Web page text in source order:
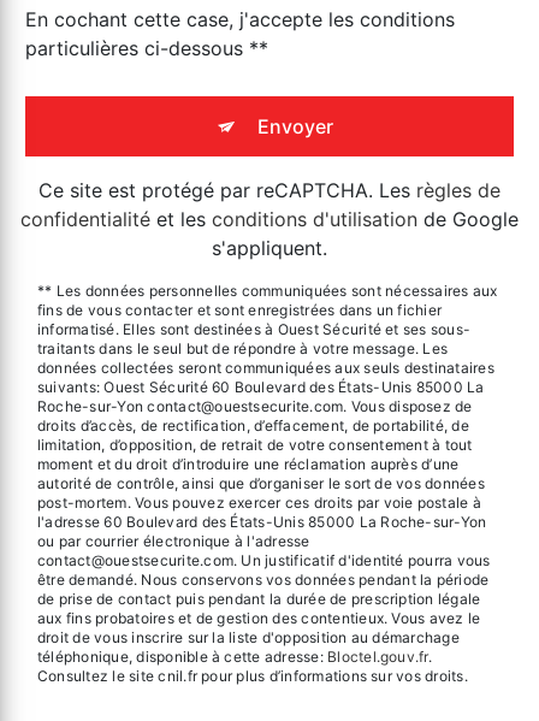
En cochant cette case, j'accepte les conditions
particulières ci-dessous **
Envoyer
Ce site est protégé par reCAPTCHA. Les règles de
confidentialité et les conditions d'utilisation de Google
s'appliquent.
** Les données personnelles communiquées sont nécessaires aux
fins de vous contacter et sont enregistrées dans un fichier
informatisé. Elles sont destinées à Ouest Sécurité et ses sous-
traitants dans le seul but de répondre à votre message. Les
données collectées seront communiquées aux seuls destinataires
suivants: Ouest Sécurité 60 Boulevard des États-Unis 85000 La
Roche-sur-Yon contact@ouestsecurite.com. Vous disposez de
droits d’accès, de rectification, d’effacement, de portabilité, de
limitation, d’opposition, de retrait de votre consentement à tout
moment et du droit d’introduire une réclamation auprès d’une
autorité de contrôle, ainsi que d’organiser le sort de vos données
post-mortem. Vous pouvez exercer ces droits par voie postale à
l'adresse 60 Boulevard des États-Unis 85000 La Roche-sur-Yon
ou par courrier électronique à l'adresse
contact@ouestsecurite.com. Un justificatif d'identité pourra vous
être demandé. Nous conservons vos données pendant la période
de prise de contact puis pendant la durée de prescription légale
aux fins probatoires et de gestion des contentieux. Vous avez le
droit de vous inscrire sur la liste d'opposition au démarchage
téléphonique, disponible à cette adresse: Bloctel.gouv.fr.
Consultez le site cnil.fr pour plus d’informations sur vos droits.